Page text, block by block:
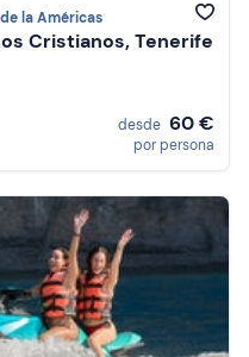
la Américas
Cristianos, Tenerife
desde 60 €
por persona